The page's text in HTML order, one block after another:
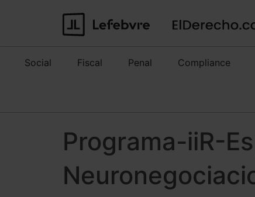
Social Fiscal Penal Compliance
Programa-iiR-